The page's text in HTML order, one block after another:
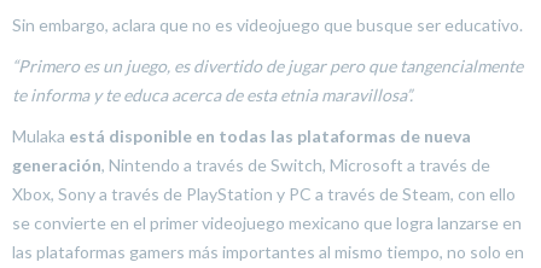
Sin embargo, aclara que no es videojuego que busque ser educativo.
“Primero es un juego, es divertido de jugar pero que tangencialmente
te informa y te educa acerca de esta etnia maravillosa”.
Mulaka está disponible en todas las plataformas de nueva
generación, Nintendo a través de Switch, Microsoft a través de
Xbox, Sony a través de PlayStation y PC a través de Steam, con ello
se convierte en el primer videojuego mexicano que logra lanzarse en
las plataformas gamers más importantes al mismo tiempo, no solo en